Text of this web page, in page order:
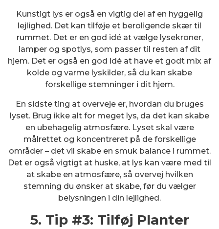
Kunstigt lys er også en vigtig del af en hyggelig
lejlighed. Det kan tilføje et beroligende skær til
rummet. Det er en god idé at vælge lysekroner,
lamper og spotlys, som passer til resten af dit
hjem. Det er også en god idé at have et godt mix af
kolde og varme lyskilder, så du kan skabe
forskellige stemninger i dit hjem.
En sidste ting at overveje er, hvordan du bruges
lyset. Brug ikke alt for meget lys, da det kan skabe
en ubehagelig atmosfære. Lyset skal være
målrettet og koncentreret på de forskellige
områder – det vil skabe en smuk balance i rummet.
Det er også vigtigt at huske, at lys kan være med til
at skabe en atmosfære, så overvej hvilken
stemning du ønsker at skabe, før du vælger
belysningen i din lejlighed.
5. Tip #3: Tilføj Planter